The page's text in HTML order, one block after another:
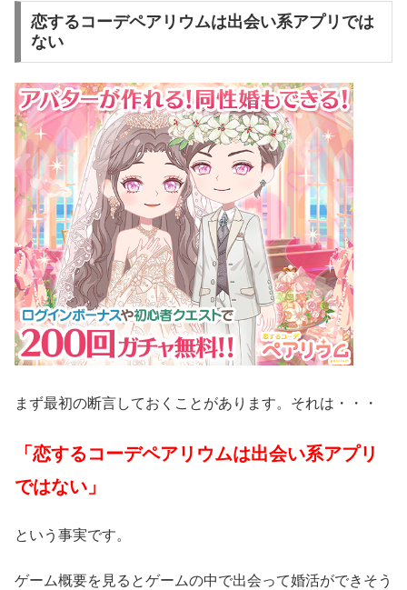
恋するコーデペアリウムは出会い系アプリでは
ない
まず最初の断言しておくことがあります。それは・・・
「恋するコーデペアリウムは出会い系アプリ
ではない」
という事実です。
ゲーム概要を見るとゲームの中で出会って婚活ができそう